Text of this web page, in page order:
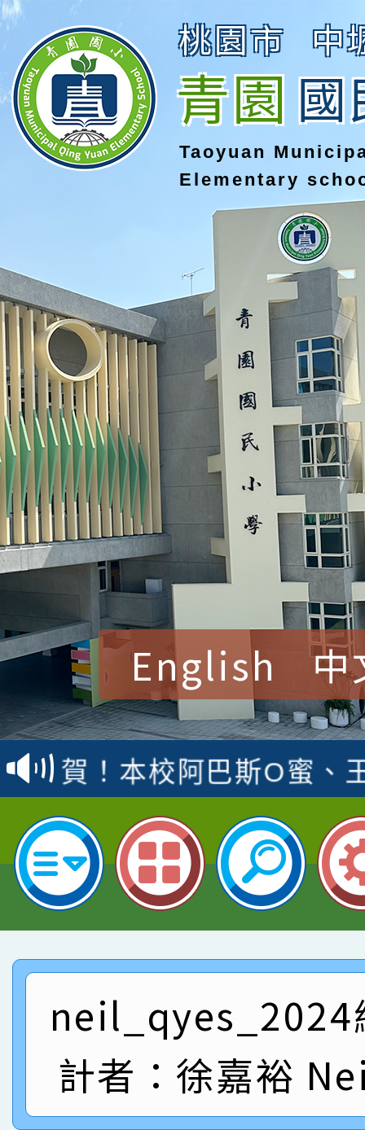
桃園市 中
青園國
Taoyuan
Elementary
English 中
賀！本校參加桃園市中
賽 洪綺君教師榮獲社
名
賀！本校阿巴斯O蜜、
倩參加桃園市科展 國
名 指導老師王老師、
賀！本校四年二班張O
園市英語競賽國小朗讀
指導老師林老師
賀！本校參加桃園市中
賽 劉文瑛教師榮獲教
賀！本校參與2026世
名
賀！本校阿巴斯O蜜、
倩參加桃園市科展 國
名 指導老師王老師、
賀！本校四年二班張O
園市英語競賽國小朗讀
賀！本校參加桃園市中
neil_qyes_2024
計者：徐嘉裕